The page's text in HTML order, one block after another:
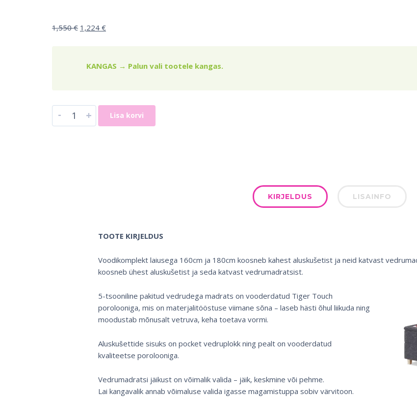
1,550€ 1,224 €
KANGAS → Palun vali tootele kangas.
- + Lisa korvi
KIRJELDUS LISAINFO
TOOTE KIRJELDUS
Voodikomplekt laiusega 160cm ja 180cm koosneb kahest aluskušetist ja neid katvast
koosneb ühest aluskušetist ja seda katvast vedrumadratsist.
5-tsooniline pakitud vedrudega madrats on vooderdatud Tiger Touch
porolooniga, mis on materjalitööstuse viimane sõna – laseb hästi õhul liikuda ning
moodustab mõnusalt vetruva, keha toetava vormi.
Aluskušettide sisuks on pocket vedruplokk ning pealt on vooderdatud
kvaliteetse porolooniga.
Vedrumadratsi jäikust on võimalik valida – jäik, keskmine või pehme.
Lai kangavalik annab võimaluse valida igasse magamistuppa sobiv värvitoon.